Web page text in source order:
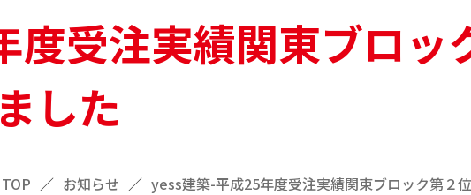
受注実績関東ブロッ
した
TOP ／ お知らせ ／ yess建築-平成25年度受注実績関東ブロック第２